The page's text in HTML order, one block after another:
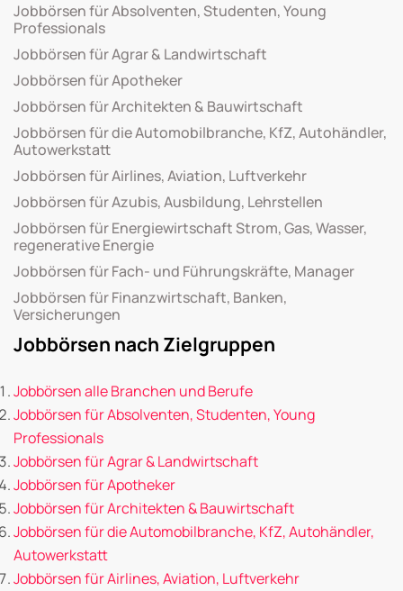
Jobbörsen für Absolventen, Studenten, Young
Professionals
Jobbörsen für Agrar & Landwirtschaft
Jobbörsen für Apotheker
Jobbörsen für Architekten & Bauwirtschaft
Jobbörsen für die Automobilbranche, KfZ, Autohändler,
Autowerkstatt
Jobbörsen für Airlines, Aviation, Luftverkehr
Jobbörsen für Azubis, Ausbildung, Lehrstellen
Jobbörsen für Energiewirtschaft Strom, Gas, Wasser,
regenerative Energie
Jobbörsen für Fach- und Führungskräfte, Manager
Jobbörsen für Finanzwirtschaft, Banken,
Versicherungen
Jobbörsen nach Zielgruppen
Jobbörsen alle Branchen und Berufe
Jobbörsen für Absolventen, Studenten, Young
Professionals
Jobbörsen für Agrar & Landwirtschaft
Jobbörsen für Apotheker
Jobbörsen für Architekten & Bauwirtschaft
Jobbörsen für die Automobilbranche, KfZ, Autohändler,
Autowerkstatt
Jobbörsen für Airlines, Aviation, Luftverkehr